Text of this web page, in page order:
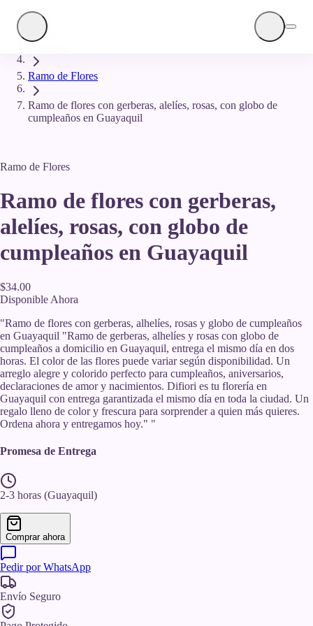
Inicio
Ramo de Flores
Ramo de flores con gerberas, alelíes, rosas, con globo de
cumpleaños en Guayaquil
Ramo de Flores
Ramo de flores con gerberas,
alelíes, rosas, con globo de
cumpleaños en Guayaquil
$34.00
Disponible Ahora
"Ramo de flores con gerberas, alhelíes, rosas y globo de cumpleaños
en Guayaquil "Ramo de gerberas, alhelíes y rosas con globo de
cumpleaños a domicilio en Guayaquil, entrega el mismo día en dos
horas. El color de las flores puede variar según disponibilidad. Un
arreglo alegre y colorido perfecto para cumpleaños, aniversarios,
declaraciones de amor y nacimientos. Difiori es tu florería en
Guayaquil con entrega garantizada el mismo día en toda la ciudad. Un
regalo lleno de color y frescura para sorprender a quien más quieres.
Ordena ahora y entregamos hoy." "
Promesa de Entrega
2-3 horas (Guayaquil)
Comprar ahora
Pedir por WhatsApp
Envío Seguro